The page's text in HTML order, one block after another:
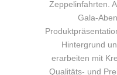
Zeppelinfahrten.
Gala-
Hintergrund
erarbeiten mit
Qualitäts- und